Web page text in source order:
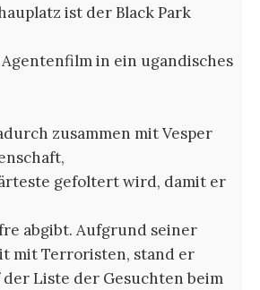
ist der Black Park
in ein ugan­dis­ches
zusammen mit Vesper
gefoltert wird, damit er
abgibt. Aufgrund seiner
mit Terroristen, stand er
der Liste der Gesuchten beim